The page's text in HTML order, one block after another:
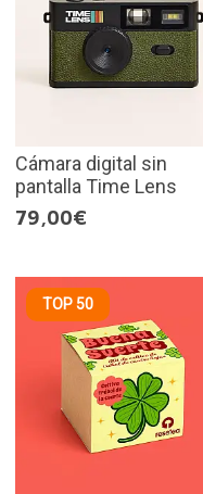
Cámara digital sin
pantalla Time Lens
79,00€
TOP 50